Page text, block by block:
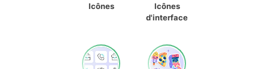
Icônes
Icônes
d'interface